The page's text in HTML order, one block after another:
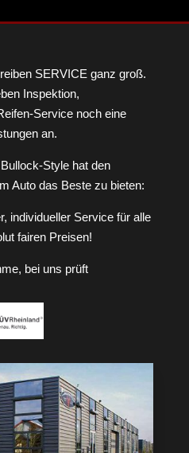
SERVICE ganz groß.
Inspektion,
Service noch eine
an.
Style hat den
Auto das Beste zu bieten:
individueller Service für alle
fairen Preisen!
bei uns prüft